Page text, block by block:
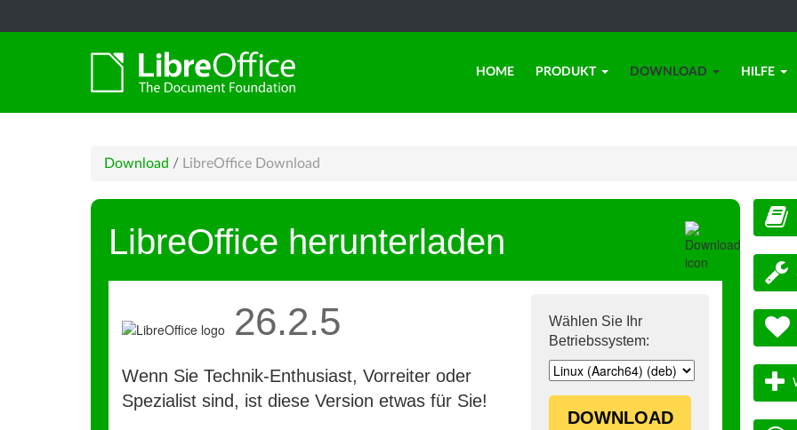
HOME PRODUKT DOWNLOAD HILFE
Download / LibreOffice Download
LibreOffice herunterladen
Wählen Sie Ihr
Betriebssystem:
DOWNLOAD
26.2.5
Wenn Sie Technik-Enthusiast, Vorreiter oder
Spezialist sind, ist diese Version etwas für Sie!